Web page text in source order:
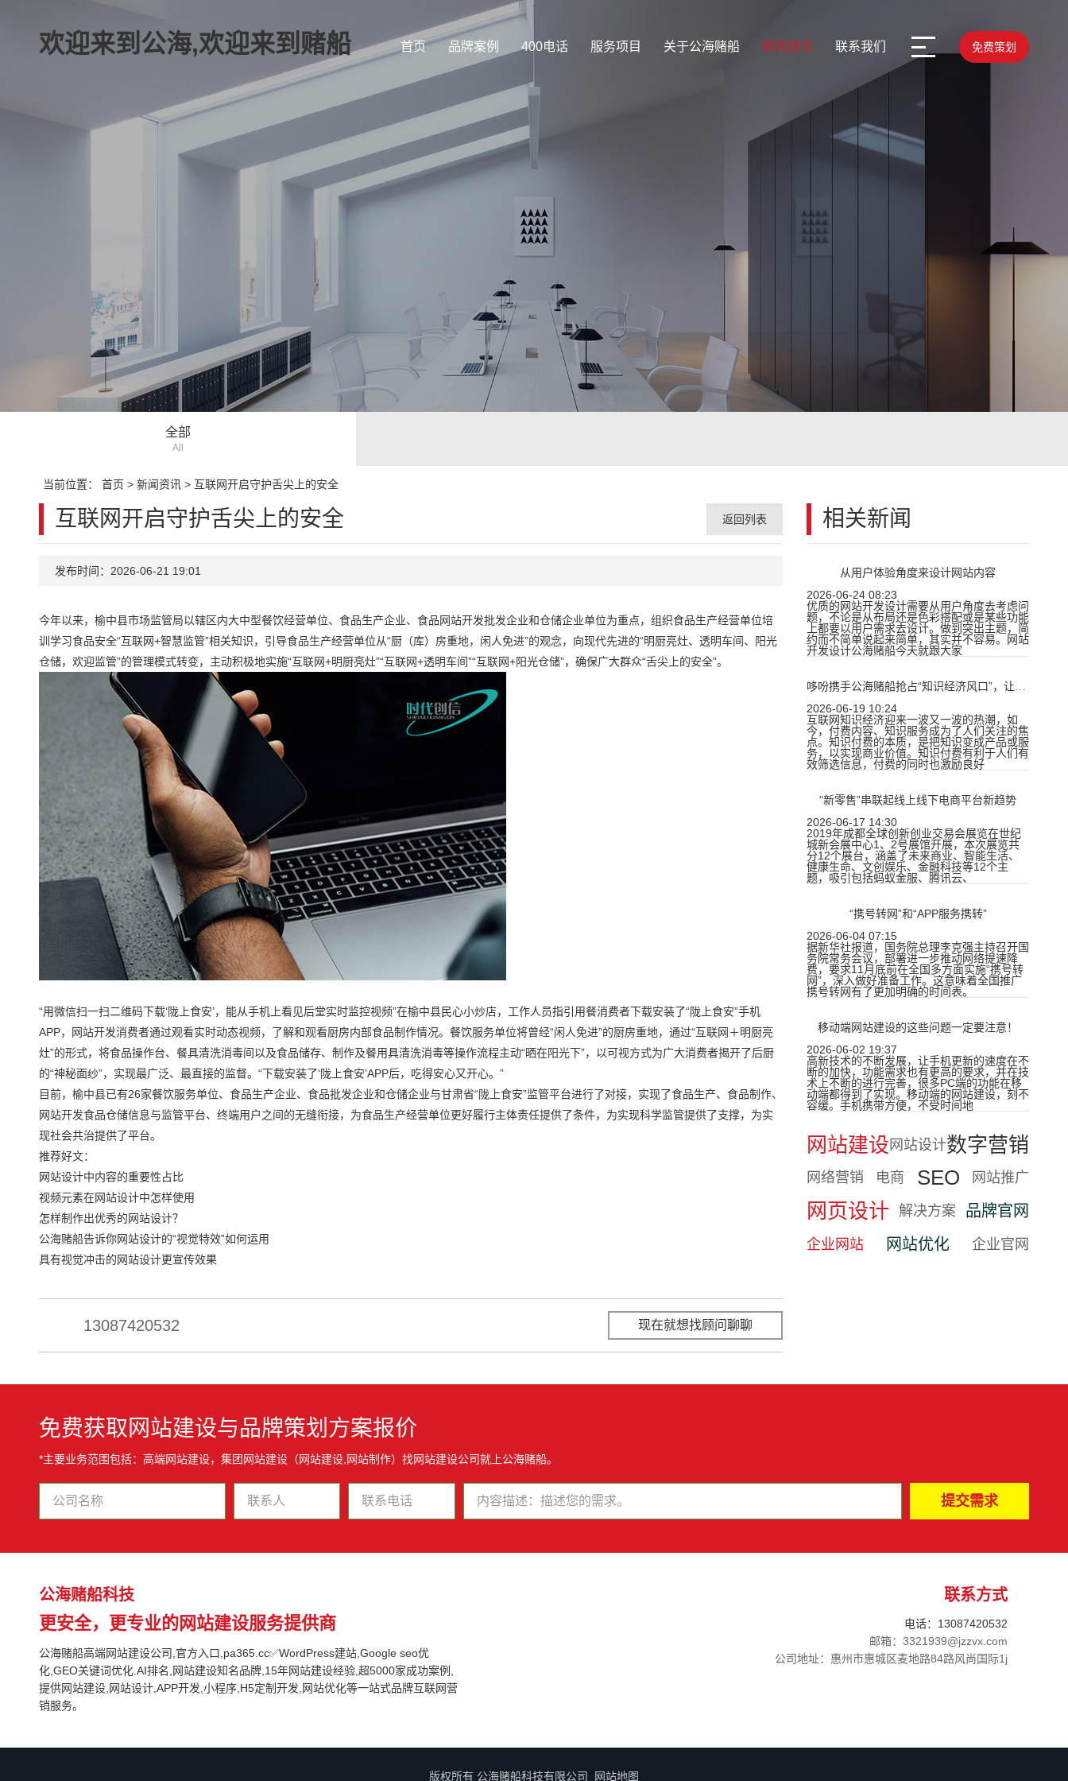
欢迎来到公海,欢迎来到赌船 首页 品牌案例 400电话 服务项目 关于公海赌船 新闻资讯 联系我们 免费策划
全部
All
当前位置： 首页 > 新闻资讯> 互联网开启守护舌尖上的安全
相关新闻
从用户体验角度来设计网站内容
2026-06-24 08:23
优质的网站开发设计需要从用户角度去考虑问
题，不论是从布局还是色彩搭配或是某些功能
上都要以用户需求去设计。做到突出主题，简
约而不简单说起来简单，其实并不容易。网站
开发设计公海赌船今天就跟大家
2026-06-19 10:24
互联网知识经济迎来一波又一波的热潮，如
今，付费内容、知识服务成为了人们关注的焦
点。知识付费的本质，是把知识变成产品或服
务，以实现商业价值。知识付费有利于人们有
效筛选信息，付费的同时也激励良好
“新零售”串联起线上线下电商平台新趋势
2026-06-17 14:30
2019年成都全球创新创业交易会展览在世纪
城新会展中心1、2号展馆开展，本次展览共
分12个展台，涵盖了未来商业、智能生活、
健康生命、文创娱乐、金融科技等12个主
题，吸引包括蚂蚁金服、腾讯云、
“携号转网”和“APP服务携转”
2026-06-04 07:15
据新华社报道，国务院总理李克强主持召开国
务院常务会议，部署进一步推动网络提速降
费，要求11月底前在全国多方面实施“携号转
网”，深入做好准备工作。这意味着全国推广
携号转网有了更加明确的时间表。
移动端网站建设的这些问题一定要注意！
2026-06-02 19:37
高新技术的不断发展，让手机更新的速度在不
断的加快，功能需求也有更高的要求，并在技
术上不断的进行完善，很多PC端的功能在移
动端都得到了实现。移动端的网站建设，刻不
容缓。手机携带方便，不受时间地
网站建设 网站设计数字营销
网络营销 电商 SEO 网站推广
网页设计 解决方案 品牌官网
企业网站 网站优化 企业官网
互联网开启守护舌尖上的安全 返回列表
发布时间：2026-06-21 19:01
今年以来，榆中县市场监管局以辖区内大中型餐饮经营单位、食品生产企业、食品网站开发批发企业和仓储企业单位为重点，组织食品生产经营单位培
训学习食品安全“互联网+智慧监管”相关知识，引导食品生产经营单位从“厨（库）房重地，闲人免进”的观念，向现代先进的“明厨亮灶、透明车间、阳光
仓储，欢迎监管”的管理模式转变，主动积极地实施“互联网+明厨亮灶”“互联网+透明车间”“互联网+阳光仓储”，确保广大群众“舌尖上的安全”。
“用微信扫一扫二维码下载‘陇上食安’，能从手机上看见后堂实时监控视频”在榆中县民心小炒店，工作人员指引用餐消费者下载安装了“陇上食安”手机
APP，网站开发消费者通过观看实时动态视频，了解和观看厨房内部食品制作情况。餐饮服务单位将曾经“闲人免进”的厨房重地，通过“互联网＋明厨亮
灶”的形式，将食品操作台、餐具清洗消毒间以及食品储存、制作及餐用具清洗消毒等操作流程主动“晒在阳光下”，以可视方式为广大消费者揭开了后厨
的“神秘面纱”，实现最广泛、最直接的监督。“下载安装了‘陇上食安’APP后，吃得安心又开心。”
目前，榆中县已有26家餐饮服务单位、食品生产企业、食品批发企业和仓储企业与甘肃省“陇上食安”监管平台进行了对接，实现了食品生产、食品制作、
网站开发食品仓储信息与监管平台、终端用户之间的无缝衔接，为食品生产经营单位更好履行主体责任提供了条件，为实现科学监管提供了支撑，为实
现社会共治提供了平台。
推荐好文：
网站设计中内容的重要性占比
视频元素在网站设计中怎样使用
怎样制作出优秀的网站设计？
公海赌船告诉你网站设计的“视觉特效”如何运用
具有视觉冲击的网站设计更宣传效果
13087420532 现在就想找顾问聊聊
免费获取网站建设与品牌策划方案报价
*主要业务范围包括：高端网站建设，集团网站建设（网站建设,网站制作）找网站建设公司就上公海赌船。
公海赌船科技
更安全，更专业的网站建设服务提供商
公海赌船高端网站建设公司,官方入口,pa365.cc✅WordPress建站,Google seo优
化,GEO关键词优化.AI排名,网站建设知名品牌,15年网站建设经验,超5000家成功案例,
提供网站建设,网站设计,APP开发,小程序,H5定制开发,网站优化等一站式品牌互联网营
销服务。
联系方式
电话：13087420532
邮箱：3321939@jzzvx.com
公司地址：惠州市惠城区麦地路84路风尚国际1j
版权所有 公海赌船科技有限公司 网站地图